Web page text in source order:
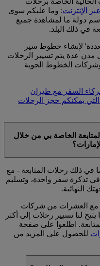
الإنترنت: وما عليكم سوى
دولة ما لمشاهدة جميع
في ذلك البلد.
لإنشاء خطوط سير
عدة يتم تسيير الرحلات
وشركات الخطوط الجوية
السفر مع طيران
التي يمكنكم حجز الرحلات
الخاصة بي من خلال
في ذلك رحلات المتابعة - مع
تذكرة سفر واحدة، وتسليم
النهائية.
مع العشرات من شركات
لنا تسيير رحلات إلى أكثر
للحصول على المزيد من